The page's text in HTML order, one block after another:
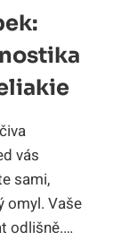
vás
sami,
omyl. Vaše
odlišně.…